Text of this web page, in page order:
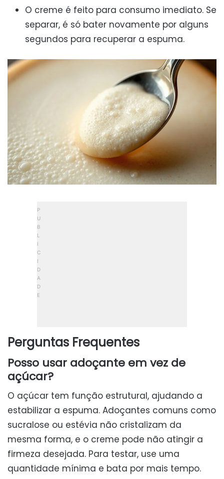
O creme é feito para consumo imediato. Se
separar, é só bater novamente por alguns
segundos para recuperar a espuma.
Perguntas Frequentes
Posso usar adoçante em vez de
açúcar?
O açúcar tem função estrutural, ajudando a
estabilizar a espuma. Adoçantes comuns como
sucralose ou estévia não cristalizam da
mesma forma, e o creme pode não atingir a
firmeza desejada. Para testar, use uma
quantidade mínima e bata por mais tempo.